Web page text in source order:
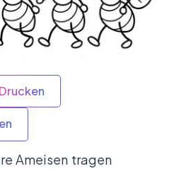
Drucken
Ameisen tragen